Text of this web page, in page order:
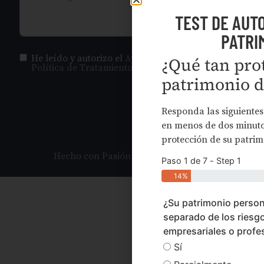
He leído y autorizo el Aviso de Privacidad
Política de Tratamiento de Datos.
Hecho con Pasión por Statum Digital
TEST DE
¿Qué tan
patrimonio
Responda las
en menos de dos
protección de su
Paso 1 de 7 - Step 1
14%
¿Su patrimonio
separado de los
empresariales o
Sí